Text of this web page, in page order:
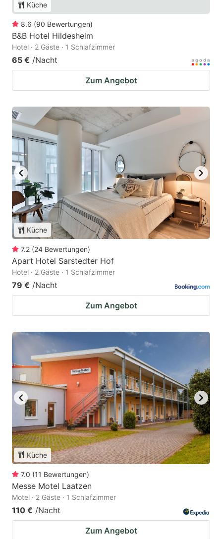
Küche
8.6 (90 Bewertungen)
B&B Hotel Hildesheim
Hotel · 2 Gäste · 1 Schlafzimmer
65 € /Nacht
Zum Angebot
Küche
7.2 (24 Bewertungen)
Apart Hotel Sarstedter Hof
Hotel · 2 Gäste · 1 Schlafzimmer
79 € /Nacht
Zum Angebot
Küche
7.0 (11 Bewertungen)
Messe Motel Laatzen
Motel · 2 Gäste · 1 Schlafzimmer
110 € /Nacht
Zum Angebot